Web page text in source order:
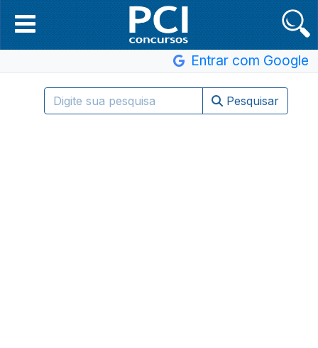
Entrar com Google
Pesquisar